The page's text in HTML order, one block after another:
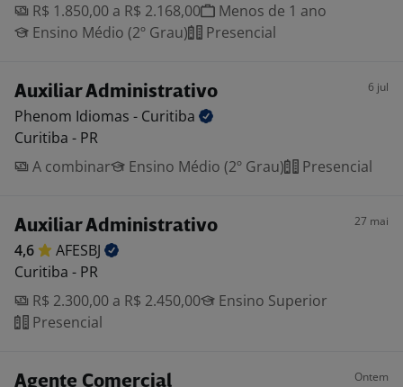
R$ 1.850,00 a R$ 2.168,00
Menos de 1 ano
Ensino Médio (2º Grau)
Presencial
Auxiliar Administrativo 6 jul
Phenom Idiomas - Curitiba
Curitiba - PR
A combinar
Ensino Médio (2º Grau) Presencial
Auxiliar Administrativo 27 mai
4,6
AFESBJ
Curitiba - PR
R$ 2.300,00 a R$ 2.450,00
Ensino Superior
Presencial
Agente Comercial Ontem